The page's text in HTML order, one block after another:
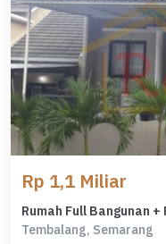
Rp 1,1 Miliar
Tembalang, Semarang